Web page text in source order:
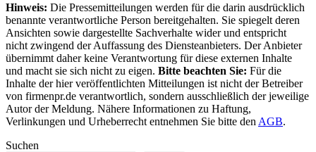
Hinweis: Die Pressemitteilungen werden für die darin ausdrücklich
benannte verantwortliche Person bereitgehalten. Sie spiegelt deren
Ansichten sowie dargestellte Sachverhalte wider und entspricht
nicht zwingend der Auffassung des Diensteanbieters. Der Anbieter
übernimmt daher keine Verantwortung für diese externen Inhalte
und macht sie sich nicht zu eigen. Bitte beachten Sie: Für die
Inhalte der hier veröffentlichten Mitteilungen ist nicht der Betreiber
von firmenpr.de verantwortlich, sondern ausschließlich der jeweilige
Autor der Meldung. Nähere Informationen zu Haftung,
Verlinkungen und Urheberrecht entnehmen Sie bitte den AGB.
Suchen